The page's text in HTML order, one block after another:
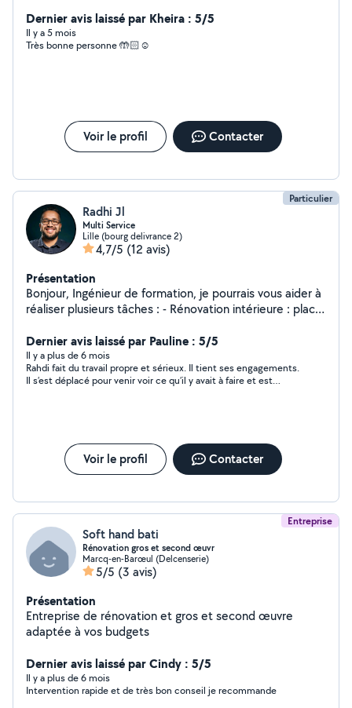
Dernier avis laissé par Kheira : 5/5
Il y a 5 mois
Très bonne personne 🤲🏻☺️
Voir le profil Contacter
Particulier
Radhi Jl
Multi Service
Lille (bourg delivrance 2)
4,7/5 (12 avis)
Présentation
Bonjour, Ingénieur de formation, je pourrais vous aider à
réaliser plusieurs tâches : - Rénovation intérieure : placo,
montage meuble etc - Jardinage : débroussaillage,
tonte, coupe des branches, débarrassage -
Déménagement toute distance - débarrasser vos
encombrants Devis rapide et prix très raisonnables
Dernier avis laissé par Pauline : 5/5
Il y a plus de 6 mois
Rahdi fait du travail propre et sérieux. Il tient ses engagements.
Il s’est déplacé pour venir voir ce qu’il y avait à faire et est
Voir le profil Contacter
Entreprise
Soft hand bati
Rénovation gros et second œuvr
Marcq-en-Barœul (Delcenserie)
5/5 (3 avis)
Présentation
Entreprise de rénovation et gros et second œuvre
adaptée à vos budgets
Dernier avis laissé par Cindy : 5/5
Il y a plus de 6 mois
Intervention rapide et de très bon conseil je recommande